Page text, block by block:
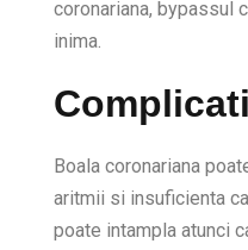
coronariana, bypassul
inima.
Boala coronariana
aritmii si insuficienta
poate intampla atunci